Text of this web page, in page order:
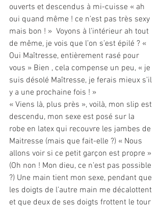
ouverts et descendus à mi-cuisse « ah
oui quand même ! ce n’est pas très sexy
mais bon ! »  Voyons à l’intérieur ah tout
de même, je vois que l’on s’est épilé ? «
Oui Maîtresse, entièrement rasé pour
vous » Bien , cela compense un peu, « je
suis désolé Maîtresse, je ferais mieux s’il
y a une prochaine fois ! »
« Viens là, plus près », voilà, mon slip est
descendu, mon sexe est posé sur la
robe en latex qui recouvre les jambes de
Maitresse (mais que fait-elle ?) « Nous
allons voir si ce petit garçon est propre »
(Oh non ! Mon dieu, ce n’est pas possible
?) Une main tient mon sexe, pendant que
les doigts de l’autre main me décalottent
et que deux de ses doigts frottent le tour